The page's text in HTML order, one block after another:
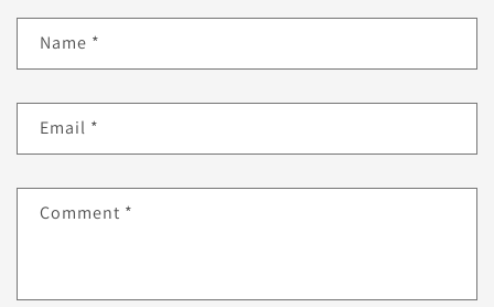
Name *
Email *
Comment *